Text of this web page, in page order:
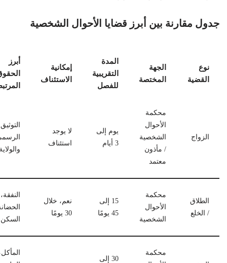
جدول مقارنة بين أبرز قضايا الأحوال الشخصية
نوع
القضية
الجهة
المختصة
المدة
التقريبية
للفصل
إمكانية
الاستئناف
أبرز
الزواج
محكمة
الأحوال
الشخصية
/ مأذون
معتمد
يوم إلى
3 أيام
لا يوجد
استئناف
التوثيق
الطلاق
/ الخلع
محكمة
الأحوال
الشخصية
15 إلى
45 يومًا
نعم، خلال
30 يومًا
النفقة،
السكن
محكمة
30 إلى